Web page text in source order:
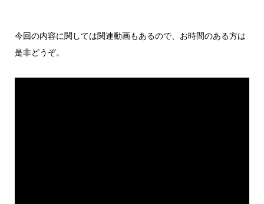
今回の内容に関しては関連動画もあるので、お時間のある方は
是非どうぞ。